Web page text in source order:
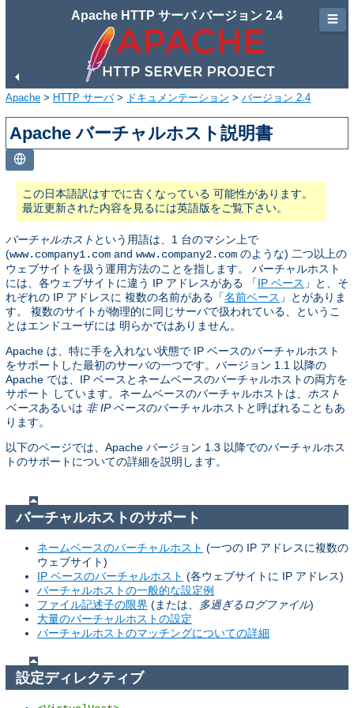
Apache HTTP サーバ バージョン 2.4
Apache > HTTP サーバ> ドキュメンテーション > バージョン 2.4
Apache バーチャルホスト説明書
この日本語訳はすでに古くなっている 可能性があります。
最近更新された内容を見るには英語版をご覧下さい。
バーチャルホスト という用語は、1 台のマシン上で
(www.company1.com and www.company2.com のような) 二つ以上の
ウェブサイトを扱う運用方法のことを指します。 バーチャルホスト
には、各ウェブサイトに違う IP アドレスがある 「IP ベース 」と、そ
れぞれの IP アドレスに 複数の名前がある「名前ベース 」とがありま
す。 複数のサイトが物理的に同じサーバで扱われている、というこ
とはエンドユーザには 明らかではありません。
Apache は、特に手を入れない状態で IP ベースのバーチャルホスト
をサポートした最初のサーバの一つです。バージョン 1.1 以降の
Apache では、IP ベースとネームベースのバーチャルホストの両方を
サポート しています。ネームベースのバーチャルホストは、 ホスト
ベースあるいは 非 IP ベースのバーチャルホストと呼ばれることもあ
ります。
以下のページでは、Apache バージョン 1.3 以降でのバーチャルホス
トのサポートについての詳細を説明します。
バーチャルホストのサポート
ネームベースのバーチャルホスト (一つの IP アドレスに複数の
ウェブサイト)
IP ベースのバーチャルホスト (各ウェブサイトに IP アドレス)
バーチャルホストの一般的な設定例
ファイル記述子の限界 (または、 多過ぎるログファイル)
大量のバーチャルホストの設定
バーチャルホストのマッチングについての詳細
設定ディレクティブ
☰